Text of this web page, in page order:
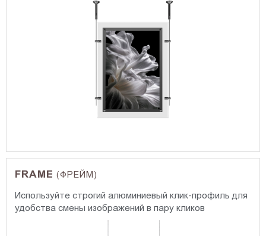
FRAME(ФРЕЙМ)
Используйте строгий алюминиевый клик-профиль для
удобства смены изображений в пару кликов